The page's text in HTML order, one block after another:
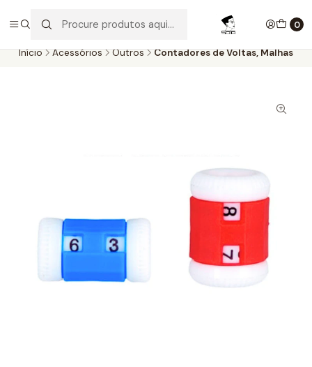
0
Aproveite as entregas grátis para todas as encomendas
superiores a 60€. Faça as suas compras e economize!
Início Acessórios Outros Contadores de Voltas, Malhas